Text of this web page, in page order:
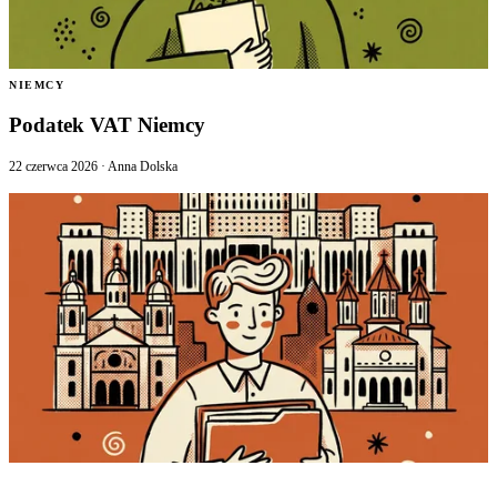
NIEMCY
Podatek VAT Niemcy
22 czerwca 2026 · Anna Dolska